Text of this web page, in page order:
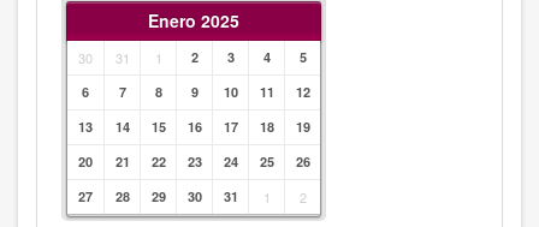
Enero 2025
30 31 1 2 3 4
5
6
7 8 9 10 11
12
13
14 15 16 17 18
19
20
21 22 23 24 25
26
27
28 29 30 31 1 2